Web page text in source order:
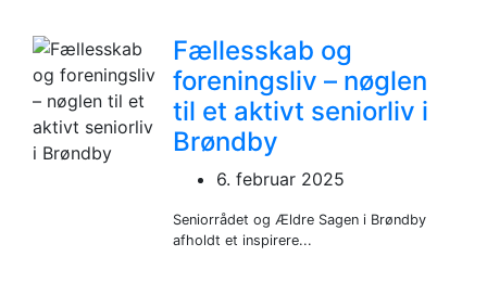
Fællesskab og
foreningsliv – nøglen
til et aktivt seniorliv i
Brøndby
6. februar 2025
Seniorrådet og Ældre Sagen i Brøndby
afholdt et inspirere...